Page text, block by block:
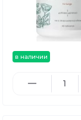
в наличии